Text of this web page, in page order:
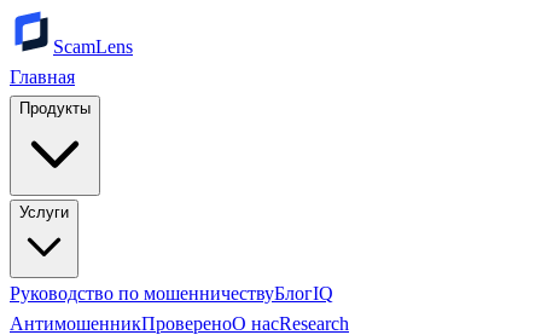
ScamLens
Главная
Продукты
Услуги
Руководство по мошенничествуБлогIQ
АнтимошенникПровереноО насResearch